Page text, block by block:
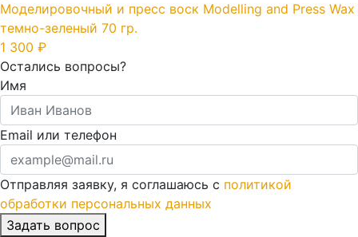
Моделировочный и пресс воск Modelling and Press Wax
темно-зеленый 70 гр.
1 300 ₽
Остались вопросы?
Имя
Email или телефон
Отправляя заявку, я соглашаюсь с политикой
обработки персональных данных